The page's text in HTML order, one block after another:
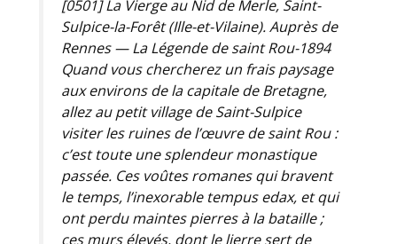
[0501] La Vierge au Nid de Merle, Saint-
Sulpice-la-Forêt (Ille-et-Vilaine). Auprès de
Rennes — La Légende de saint Rou-1894
Quand vous chercherez un frais paysage
aux environs de la capitale de Bretagne,
allez au petit village de Saint-Sulpice
visiter les ruines de l’œuvre de saint Rou :
c’est toute une splendeur monastique
passée. Ces voûtes romanes qui bravent
le temps, l’inexorable tempus edax, et qui
ont perdu maintes pierres à la bataille ;
ces murs élevés, dont le lierre sert de